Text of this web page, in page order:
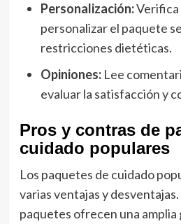
Personalización:Verifica
personalizar el paquete
restricciones dietéticas.
Opiniones:Lee
evaluar la satisfacción y
Pros y contras de
cuidado populares
Los paquetes de cuidado
varias ventajas y
paquetes ofrecen una amplia